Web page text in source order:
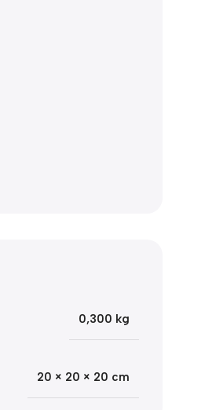
0,300 kg
20 × 20 × 20 cm